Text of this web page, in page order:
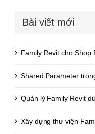
Bài viết mới
Family Revit cho Shop
Shared Parameter
Quản lý Family Revit
Xây dựng thư viện